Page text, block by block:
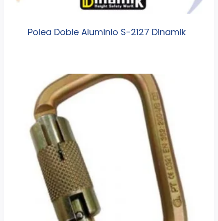
Polea Doble Aluminio S-2127 Dinamik